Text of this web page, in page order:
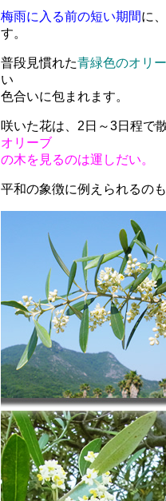
梅雨に入る前の短い期間に、
す。
普段見慣れた青緑色のオリ
い
色合いに包まれます。
咲いた花は、2日～3日程で
オリーブ
の木を見るのは運しだい。
平和の象徴に例えられるの